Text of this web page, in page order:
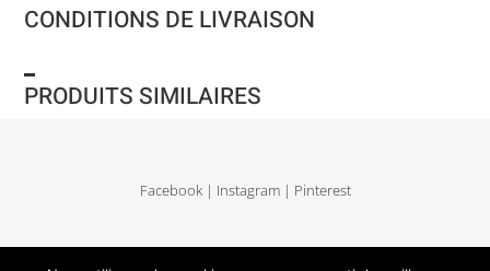
CONDITIONS DE LIVRAISON
PRODUITS SIMILAIRES
Facebook | Instagram | Pinterest